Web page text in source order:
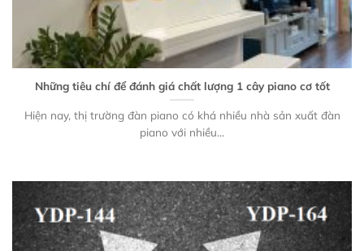
Những tiêu chí để đánh giá chất lượng 1 cây piano cơ tốt
Hiện nay, thị trường đàn piano có khá nhiều nhà sản xuất đàn
piano với nhiều...